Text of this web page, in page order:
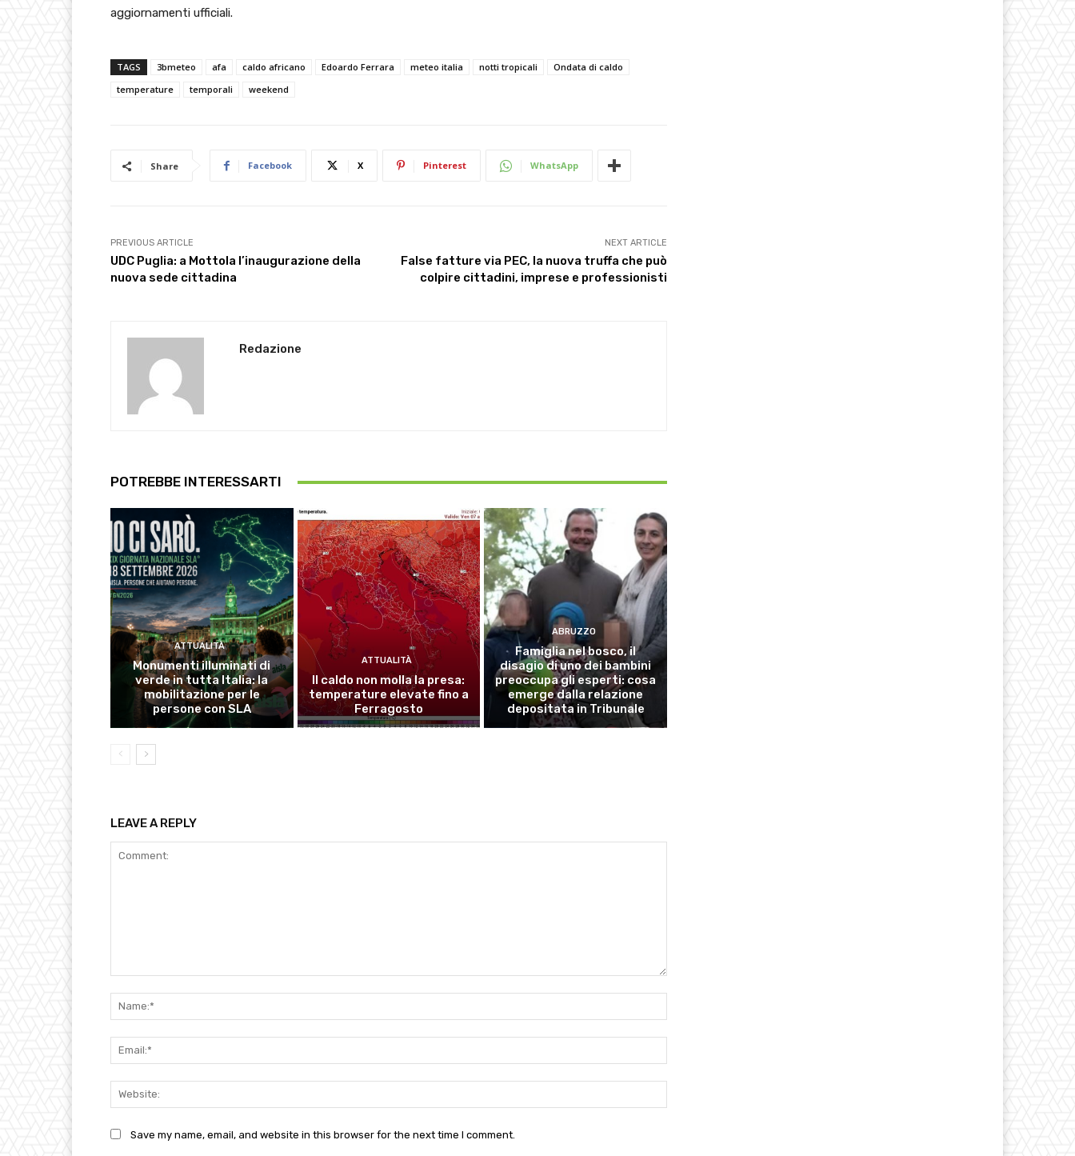
aggiornamenti ufficiali.
TAGS 3bmeteo afa caldo africano Edoardo Ferrara meteo italia notti tropicali
Ondata di caldo
temperature
temporali weekend
Share Facebook X Pinterest WhatsApp
PREVIOUS ARTICLE
UDC Puglia: a Mottola l’inaugurazione della
nuova sede cittadina
NEXT ARTICLE
False fatture via PEC, la nuova truffa che può
colpire cittadini, imprese e professionisti
Redazione
POTREBBE INTERESSARTI
ATTUALITÀ
Monumenti illuminati di
verde in tutta Italia: la
mobilitazione per le
persone con SLA
ATTUALITÀ
Il caldo non molla la presa:
temperature elevate fino a
Ferragosto
ABRUZZO
Famiglia nel bosco, il
disagio di uno dei bambini
preoccupa gli esperti: cosa
emerge dalla relazione
depositata in Tribunale
LEAVE A REPLY
Save my name, email, and website in this browser for the next time I comment.